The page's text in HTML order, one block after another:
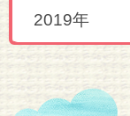
2019年